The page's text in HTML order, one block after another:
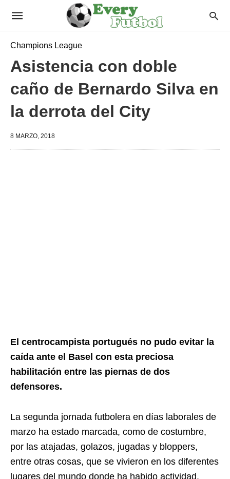
Champions League
Asistencia con doble
caño de Bernardo Silva en
la derrota del City
8 MARZO, 2018
El centrocampista portugués no pudo evitar la
caída ante el Basel con esta preciosa
habilitación entre las piernas de dos
defensores.
La segunda jornada futbolera en días laborales de
marzo ha estado marcada, como de costumbre,
por las atajadas, golazos, jugadas y bloppers,
entre otras cosas, que se vivieron en los diferentes
lugares del mundo donde ha habido actividad.